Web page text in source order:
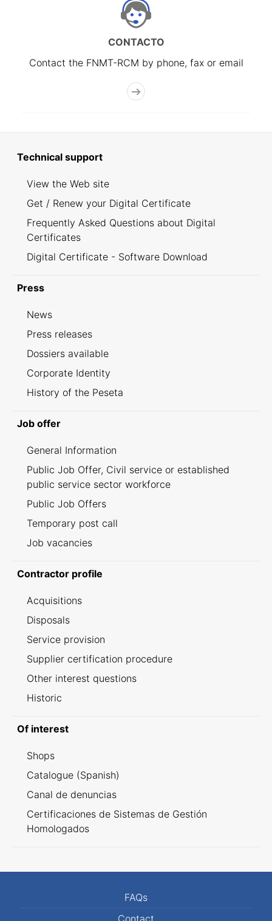
CONTACTO
Contact the FNMT-RCM by phone, fax or email
Technical support
View the Web site
Get / Renew your Digital Certificate
Frequently Asked Questions about Digital
Certificates
Digital Certificate - Software Download
Press
News
Press releases
Dossiers available
Corporate Identity
History of the Peseta
Job offer
General Information
Public Job Offer, Civil service or established
public service sector workforce
Public Job Offers
Temporary post call
Job vacancies
Contractor profile
Acquisitions
Disposals
Service provision
Supplier certification procedure
Other interest questions
Historic
Of interest
Shops
Catalogue (Spanish)
Canal de denuncias
Certificaciones de Sistemas de Gestión
Homologados
FAQs
Contact